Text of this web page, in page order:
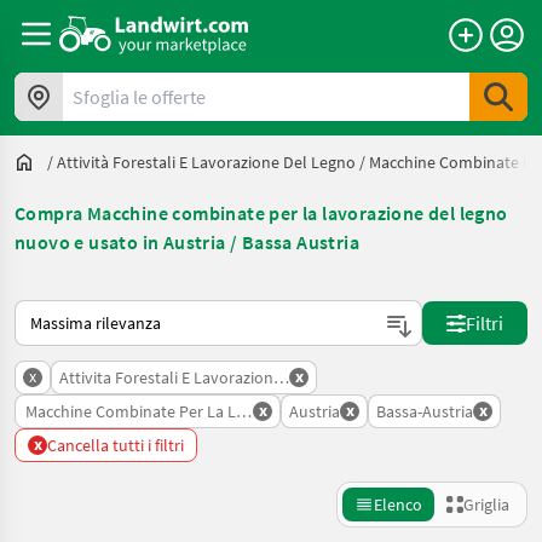
Sfoglia le offerte
/Attività Forestali E Lavorazione Del Legno / Macchine Combinate
Compra Macchine combinate per la lavorazione del legno
nuovo e usato in Austria / Bassa Austria
Ecco come viene ordinato su Landwirt.com
Filtri
x Attivita Forestali E Lavorazione Del Legno
x
Macchine Combinate Per La Lavorazione Del Legno
x Austria x Bassa-Austria x
x Cancella tutti i filtri
Elenco Griglia